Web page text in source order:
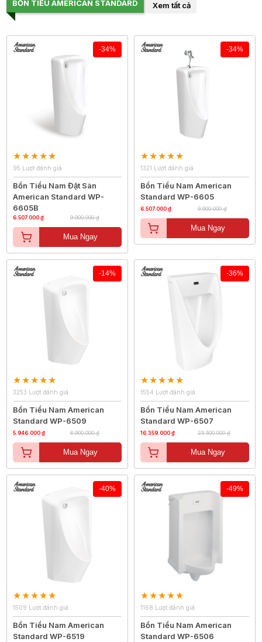
BỒN TIỂU AMERICAN STANDARD Xem tất cả
-34%
95 Lượt đánh giá
Bồn Tiểu Nam Đặt Sàn
American Standard WP-
6605B
6.507.000 ₫ 9.900.000 ₫
Mua Ngay
-34%
1321 Lượt đánh giá
Bồn Tiểu Nam American
Standard WP-6605
6.507.000 ₫ 9.900.000 ₫
Mua Ngay
-14%
3253 Lượt đánh giá
Bồn Tiểu Nam American
Standard WP-6509
5.946.000 ₫ 6.900.000 ₫
Mua Ngay
-36%
1554 Lượt đánh giá
Bồn Tiểu Nam American
Standard WP-6507
16.359.000 ₫ 25.500.000 ₫
Mua Ngay
-40%
1509 Lượt đánh giá
Bồn Tiểu Nam American
Standard WP-6519
-49%
1168 Lượt đánh giá
Bồn Tiểu Nam American
Standard WP-6506